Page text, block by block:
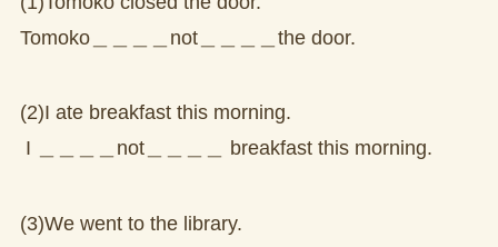
Tomoko＿＿＿＿not＿＿＿＿the door.
(2)I ate breakfast this morning.
I ＿＿＿＿not＿＿＿＿ breakfast this morning.
(3)We went to the library.